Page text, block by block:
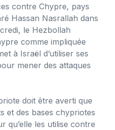
contre Chypre, pays
Hassan Nasrallah dans
le Hezbollah
comme impliquée
à Israël d’utiliser ses
mener des attaques
doit être averti que
et des bases chypriotes
qu’elle les utilise contre